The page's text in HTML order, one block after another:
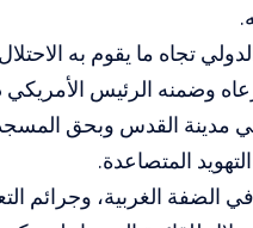
تجاه ما يقوم به
وضمنه الرئيس الأمريكي
مدينة القدس وبحق
المتصاعدة.
الضفة الغربية، وجرائم